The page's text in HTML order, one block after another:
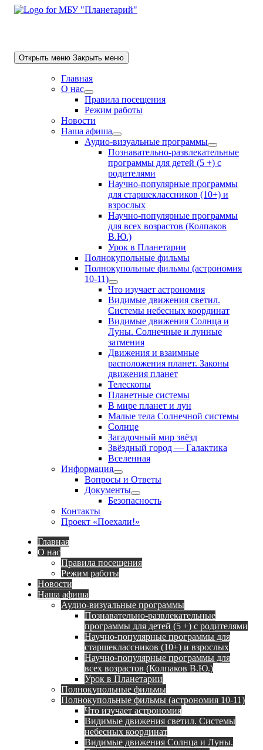
Skip
Открыть меню Закрыть меню
Главная
О нас
Show
sub
menu
Правила посещения
Режим работы
Новости
Наша афиша
Show
sub
menu
Аудио-визуальные программы
Show
sub
menu
Познавательно-развлекательные
программы для детей (5 +) с
родителями
Научно-популярные программы
для старшеклассников (10+) и
взрослых
Научно-популярные программы
для всех возрастов (Колпаков
В.Ю.)
Урок в Планетарии
Полнокупольные фильмы
Полнокупольные фильмы (астрономия
10-11)
Show
sub
menu
Что изучает астрономия
Видимые движения светил.
Системы небесных координат
Видимые движения Солнца и
Луны. Солнечные и лунные
затмения
Движения и взаимные
расположения планет. Законы
движения планет
Телескопы
Планетные системы
В мире планет и лун
Малые тела Солнечной системы
Солнце
Загадочный мир звёзд
Звёздный город — Галактика
Вселенная
Информация
Show
sub
menu
Вопросы и Ответы
Документы
Show
sub
Безопасность
Контакты
Проект «Поехали!»
Главная
О нас
Правила посещения
Режим работы
Новости
Наша афиша
Аудио-визуальные программы
Познавательно-развлекательные
программы для детей (5 +) с родителями
Научно-популярные программы для
старшеклассников (10+) и взрослых
Научно-популярные программы для
всех возрастов (Колпаков В.Ю.)
Урок в Планетарии
Полнокупольные фильмы
Полнокупольные фильмы (астрономия 10-11)
Что изучает астрономия
Видимые движения светил. Системы
небесных координат
Видимые движения Солнца и Луны.